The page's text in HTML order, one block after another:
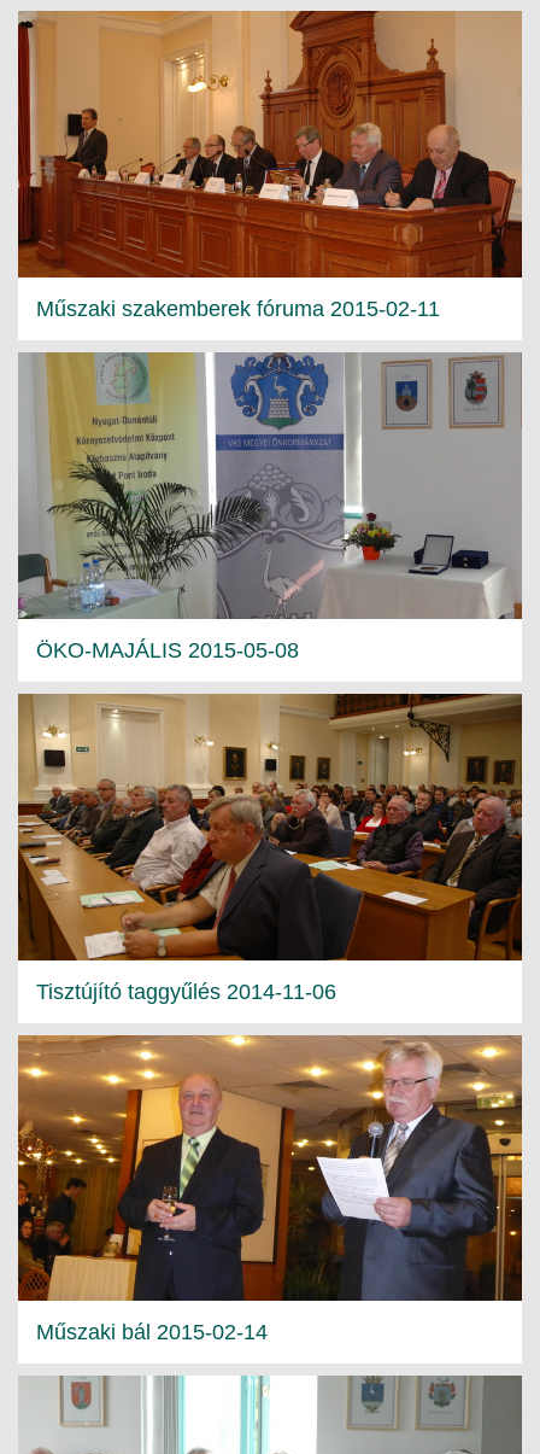
Műszaki szakemberek fóruma 2015-02-11
ÖKO-MAJÁLIS 2015-05-08
Tisztújító taggyűlés 2014-11-06
Műszaki bál 2015-02-14